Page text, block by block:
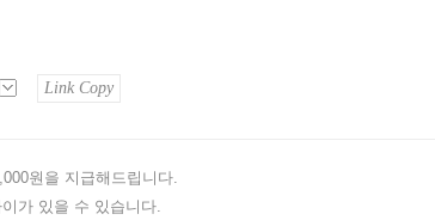
Link Copy
원을 지급해드립니다.
가 있을 수 있습니다.